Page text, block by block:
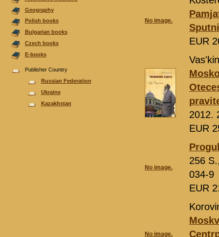
Geography
Polish books
Bulgarian books
Czech books
E-books
Publisher Country
Russian Federation
Ukraine
Kazakhstan
No image.
EUR
2012.
EUR
No image.
256
034-9
EUR
No image.